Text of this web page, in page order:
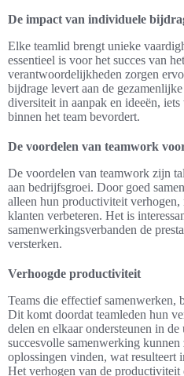
De impact van individuele
Elke teamlid brengt unieke
essentieel is voor het succes van
verantwoordelijkheden zorgen
bijdrage levert aan de
diversiteit in aanpak en ideeën,
binnen het team bevordert.
De voordelen van teamwork
De voordelen van teamwork zijn
aan bedrijfsgroei. Door goed
alleen hun productiviteit verhogen,
klanten verbeteren. Het is
samenwerkingsverbanden de
versterken.
Verhoogde productiviteit
Teams die effectief samenwerken,
Dit komt doordat teamleden hun
delen en elkaar ondersteunen in
succesvolle samenwerking kunnen
oplossingen vinden, wat resulteert
Het verhogen van de